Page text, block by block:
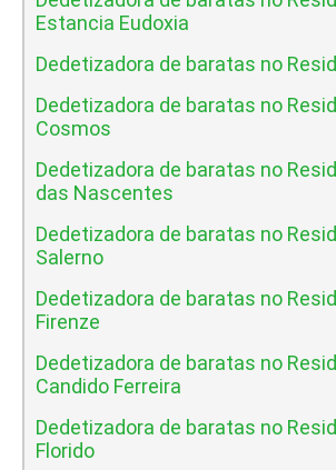
Estancia Eudoxia
Dedetizadora de baratas no
Dedetizadora de baratas no
Cosmos
Dedetizadora de baratas no
das Nascentes
Dedetizadora de baratas no
Salerno
Dedetizadora de baratas no
Firenze
Dedetizadora de baratas no
Candido Ferreira
Dedetizadora de baratas no
Florido